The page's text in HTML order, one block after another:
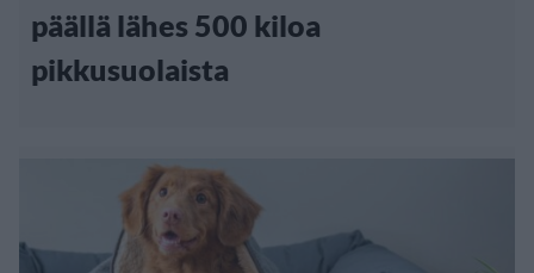
päällä lähes 500 kiloa
pikkusuolaista